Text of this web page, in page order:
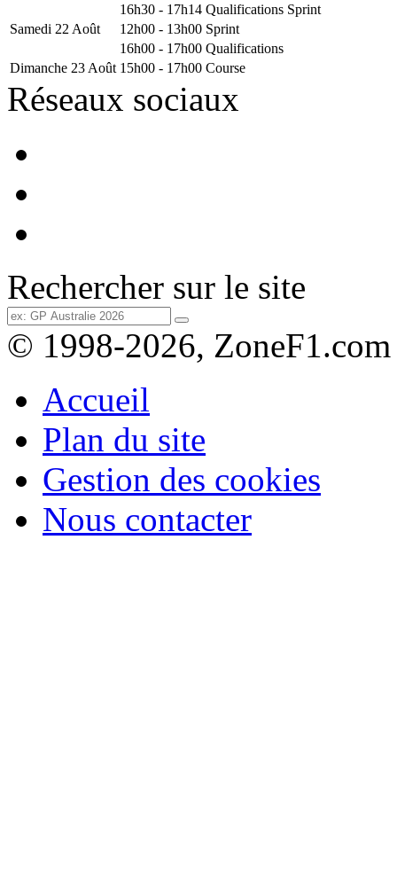
16h30 - 17h14 Qualifications Sprint
Samedi 22 Août
12h00 - 13h00 Sprint
16h00 - 17h00 Qualifications
Dimanche 23 Août 15h00 - 17h00 Course
Réseaux sociaux
Rechercher sur le site
© 1998-2026, ZoneF1.com
Accueil
Plan du site
Gestion des cookies
Nous contacter